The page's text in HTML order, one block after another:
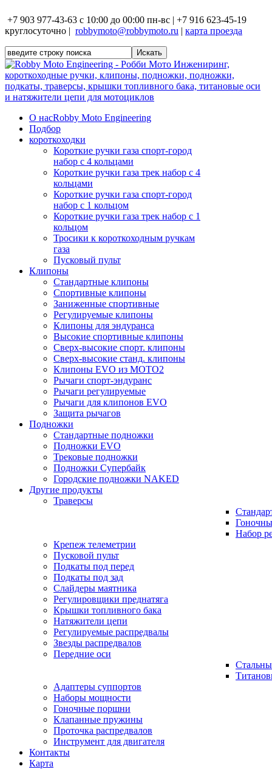
+7 903 977-43-63 с 10:00 до 00:00 пн-вс | +7 916 623-45-19
круглосуточно | robbymoto@robbymoto.ru | карта проезда
О насRobby Moto Engineering
Подбор
короткоходки
Короткие ручки газа спорт-город
набор с 4 кольцами
Короткие ручки газа трек набор с 4
кольцами
Короткие ручки газа спорт-город
набор с 1 кольцом
Короткие ручки газа трек набор с 1
кольцом
Тросики к короткоходным ручкам
газа
Пусковый пульт
Клипоны
Стандартные клипоны
Спортивные клипоны
Заниженные спортивные
Регулируемые клипоны
Клипоны для эндуранса
Высокие спортивные клипоны
Сверх-высокие спорт. клипоны
Сверх-высокие станд. клипоны
Клипоны EVO из MOTO2
Рычаги спорт-эндуранс
Рычаги регулируемые
Рычаги для клипонов EVO
Защита рычагов
Подножки
Стандартные подножки
Подножки EVO
Трековые подножки
Подножки Супербайк
Городские подножки NAKED
Другие продукты
Траверсы
Набор
Крепеж телеметрии
Пусковой пульт
Подкаты под перед
Подкаты под зад
Слайдеры маятника
Регулировщики преднатяга
Крышки топливного бака
Натяжители цепи
Регулируемые распредвалы
Звезды распредвалов
Передние оси
Адаптеры суппортов
Наборы мощности
Гоночные поршни
Клапанные пружины
Проточка распредвалов
Инструмент для двигателя
Контакты
Карта